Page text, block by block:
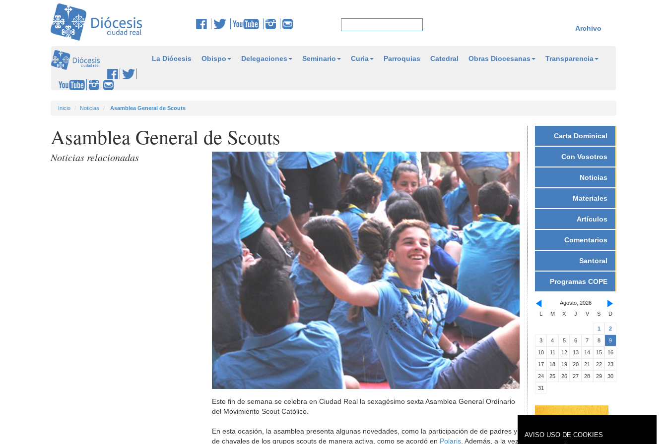
Archivo
La Diócesis Obispo Delegaciones Seminario Curia Parroquias Catedral Obras Diocesanas Transparencia
Inicio Noticias Asamblea General de Scouts
Asamblea General de Scouts
Noticias relacionadas
Este fin de semana se celebra en Ciudad Real la sexagésimo sexta Asamblea General Ordinario
del Movimiento Scout Católico.
En esta ocasión, la asamblea presenta algunas novedades, como la participación de de padres y
de chavales de los grupos scouts de manera activa, como se acordó en Polaris. Además, a la vez
Carta Dominical
Con Vosotros
Noticias
Materiales
Artículos
Comentarios
Santoral
Programas COPE
Agosto, 2026
L
M X J V S D
1
2
3
4 5 6 7 8
9
10
11 12 13 14 15
16
17
18 19 20 21 22
23
24
25 26 27 28 29
30
31
AVISO USO DE COOKIES